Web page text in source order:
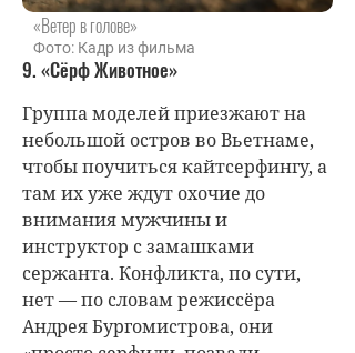
«Ветер в голове»
Фото: Кадр из фильма
9. «Сёрф Животное»
Группа моделей приезжают на
небольшой остров во Вьетнаме,
чтобы поучиться кайтсерфингу, а
там их уже ждут охочие до
внимания мужчины и
инструктор с замашками
сержанта. Конфликта, по сути,
нет — по словам режиссёра
Андрея Бургомистрова, они